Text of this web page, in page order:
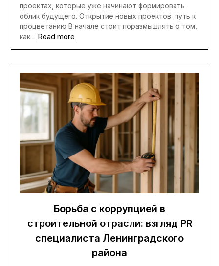
проектах, которые уже начинают формировать
облик будущего. Открытие новых проектов: путь к
процветанию В начале стоит поразмышлять о том,
как… Read more
Борьба с коррупцией в
строительной отрасли: взгляд PR
специалиста Ленинградского
района